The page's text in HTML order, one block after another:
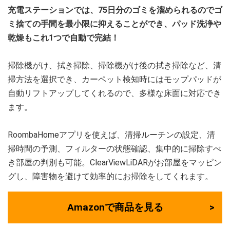
充電ステーションでは、75日分のゴミを溜められるのでゴ
ミ捨ての手間を最小限に抑えることができ、パッド洗浄や
乾燥もこれ1つで自動で完結！
掃除機がけ、拭き掃除、掃除機がけ後の拭き掃除など、清
掃方法を選択でき、カーペット検知時にはモップパッドが
自動リフトアップしてくれるので、多様な床面に対応でき
ます。
RoombaHomeアプリを使えば、清掃ルーチンの設定、清
掃時間の予測、フィルターの状態確認、集中的に掃除すべ
き部屋の判別も可能。ClearViewLiDARがお部屋をマッピン
グし、障害物を避けて効率的にお掃除をしてくれます。
Amazonで商品を見る